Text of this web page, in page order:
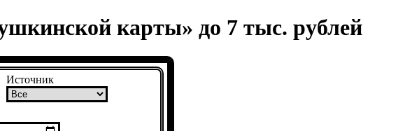
карты» до 7 тыс. рублей
Источник